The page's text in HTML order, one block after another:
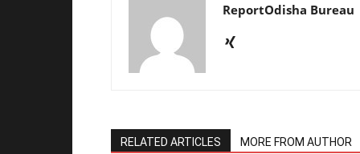
ReportOdisha Bureau
RELATED ARTICLES MORE FROM AUTHOR